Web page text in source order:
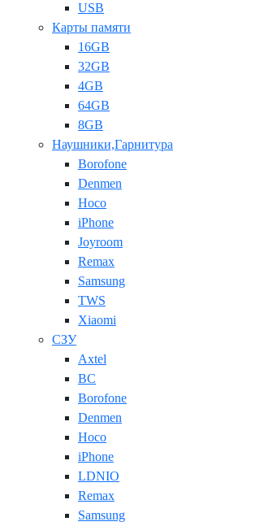
USB
Карты памяти
16GB
32GB
4GB
64GB
8GB
Наушники,Гарнитура
Borofone
Denmen
Hoco
iPhone
Joyroom
Remax
Samsung
TWS
Xiaomi
СЗУ
Axtel
BC
Borofone
Denmen
Hoco
iPhone
LDNIO
Remax
Samsung